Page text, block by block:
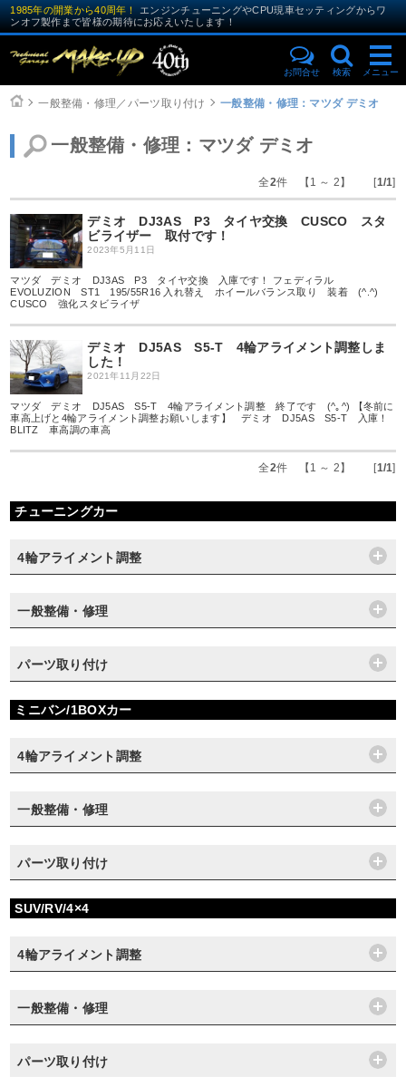
1985年の開業から40周年！
エンジンチューニングやCPU現車セッティングからワ
ンオフ製作まで皆様の期待にお応えいたします！
お問合せ 検索 メニュー
一般整備・修理／パーツ取り付け 一般整備・修理：マツダ デミオ
一般整備・修理：マツダ デミオ
全2件 【1 ～ 2】 [1/1]
デミオ DJ3AS P3 タイヤ交換 CUSCO スタ
ビライザー 取付です！
2023年5月11日
マツダ デミオ DJ3AS P3 タイヤ交換 入庫です！ フェディラル
EVOLUZION ST1 195/55R16 入れ替え ホイールバランス取り 装着 (^.^)
CUSCO 強化スタビライザ
デミオ DJ5AS S5-T 4輪アライメント調整しま
した！
2021年11月22日
マツダ デミオ DJ5AS S5-T 4輪アライメント調整 終了です (^｡^) 【冬前に
車高上げと4輪アライメント調整お願いします】 デミオ DJ5AS S5-T 入庫！
BLITZ 車高調の車高
全2件 【1 ～ 2】 [1/1]
チューニングカー
4輪アライメント調整
一般整備・修理
パーツ取り付け
ミニバン/1BOXカー
4輪アライメント調整
一般整備・修理
パーツ取り付け
SUV/RV/4×4
4輪アライメント調整
一般整備・修理
パーツ取り付け